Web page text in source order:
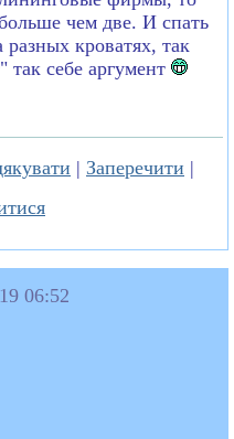
чем две. И спать
кроватях, так
так себе аргумент
| Заперечити |
06:52